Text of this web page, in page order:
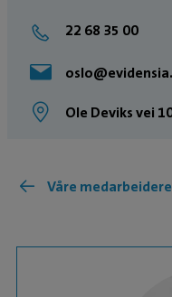
22 68 35 00
Ole Deviks vei
Våre medarbeidere